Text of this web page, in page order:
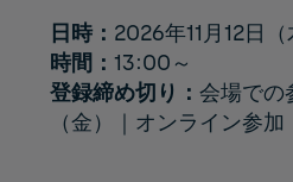
日時： 2026年11月12日（
時間：13:00～
登録締め切り：会場での
（金）｜オンライン参加